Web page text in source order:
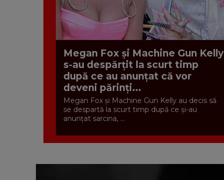
Megan Fox și Machine Gun Kelly
s-au despărțit la scurt timp
după ce au anunțat că vor
deveni părinți...
Megan Fox și Machine Gun Kelly au decis să
se despartă la scurt timp după ce și-au
anunțat sarcina, ...